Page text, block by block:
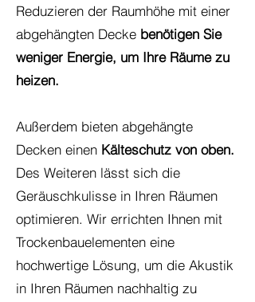
Reduzieren der Raumhöhe mit einer
abgehängten Decke benötigen Sie
weniger Energie, um Ihre Räume zu
heizen.
Außerdem bieten abgehängte
Decken einen Kälteschutz von oben.
Des Weiteren lässt sich die
Geräuschkulisse in Ihren Räumen
optimieren. Wir errichten Ihnen mit
Trockenbauelementen eine
hochwertige Lösung, um die Akustik
in Ihren Räumen nachhaltig zu